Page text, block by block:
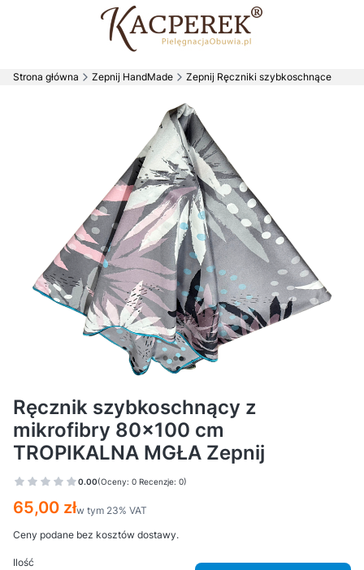
Strona główna Zepnij HandMade Zepnij Ręczniki szybkoschnące
Ręcznik szybkoschnący z
mikrofibry 80×100 cm
TROPIKALNA MGŁA Zepnij
0.00(Oceny: 0 Recenzje: 0)
Cena
65,00 złw tym 23% VAT
w tym 23% VAT
Ceny podane bez kosztów dostawy.
Ilość